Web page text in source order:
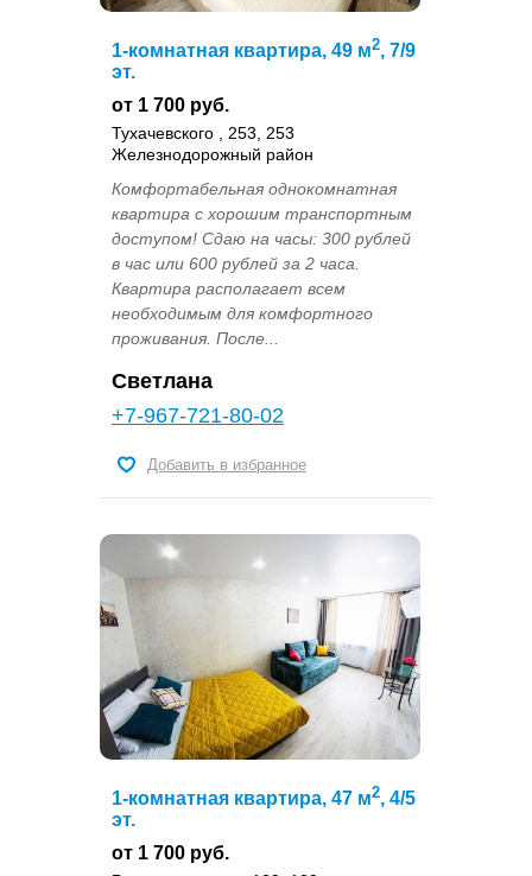
1-комнатная квартира, 49 м2, 7/9
эт.
от 1 700 руб.
Тухачевского , 253, 253
Железнодорожный район
Комфортабельная однокомнатная
квартира с хорошим транспортным
доступом! Сдаю на часы: 300 рублей
в час или 600 рублей за 2 часа.
Квартира располагает всем
необходимым для комфортного
проживания. После...
Светлана
+7-967-721-80-02
Добавить в избранное
1-комнатная квартира, 47 м2, 4/5
эт.
от 1 700 руб.